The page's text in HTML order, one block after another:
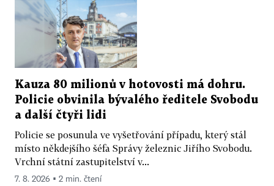
Kauza 80 milionů v hotovosti má dohru.
Policie obvinila bývalého ředitele Svobodu
a další čtyři lidi
Policie se posunula ve vyšetřování případu, který stál
místo někdejšího šéfa Správy železnic Jiřího Svobodu.
Vrchní státní zastupitelství v...
7. 8. 2026 ▪ 2 min. čtení